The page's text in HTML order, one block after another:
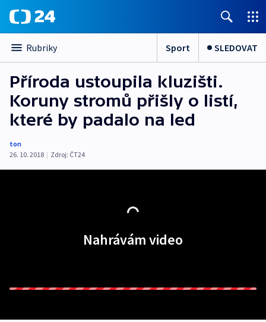
Rubriky Sport SLEDOVAT
Příroda ustoupila kluzišti.
Koruny stromů přišly o listí,
které by padalo na led
ton
26. 10. 2018 | Zdroj: ČT24
Nahrávám video